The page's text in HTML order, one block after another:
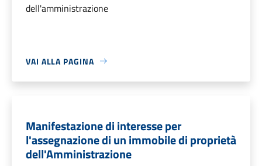
dell'amministrazione
VAI ALLA PAGINA
Manifestazione di interesse per
l'assegnazione di un immobile di proprietà
dell'Amministrazione